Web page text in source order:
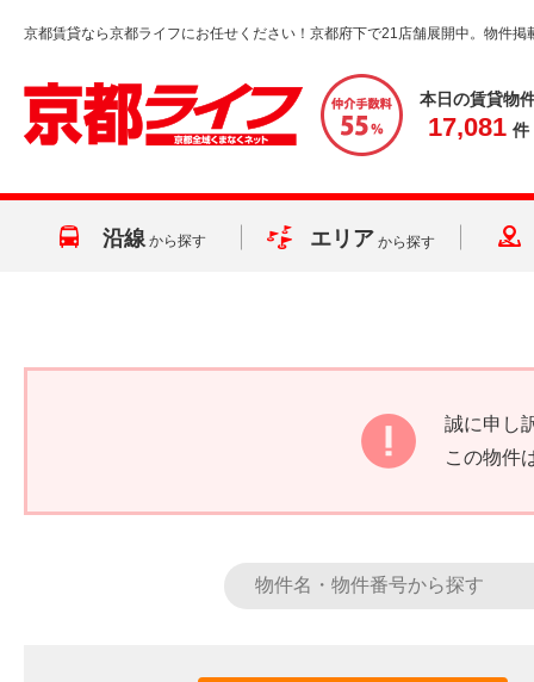
京都賃貸なら京都ライフにお任せください！京都府下で21店舗展開中。物件掲
本日の賃貸物
17,081 件
沿線 から探す エリア から探す
誠に申し
この物件